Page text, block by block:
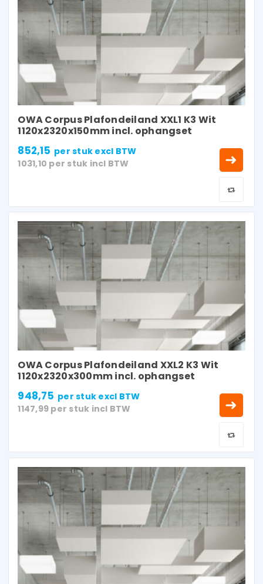
OWA Corpus Plafondeiland XXL1 K3 Wit
1120x2320x150mm incl. ophangset
852,15 per stuk excl BTW
1031,10 per stuk incl BTW
OWA Corpus Plafondeiland XXL2 K3 Wit
1120x2320x300mm incl. ophangset
948,75 per stuk excl BTW
1147,99 per stuk incl BTW